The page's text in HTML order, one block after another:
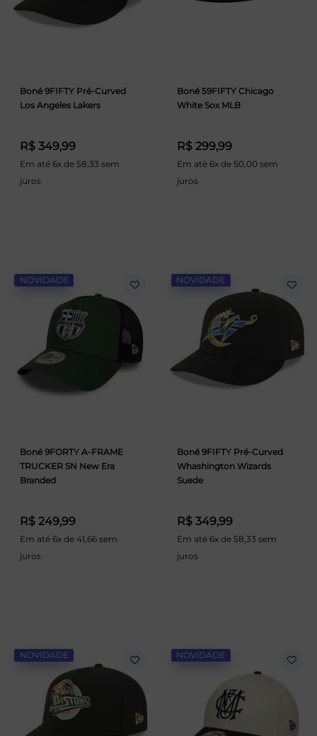
Boné 9FIFTY Pré-Curved
Los Angeles Lakers
R$ 349,99
Em até 6x de 58,33 sem
juros
Boné 59FIFTY Chicago
White Sox MLB
R$ 299,99
Em até 6x de 50,00 sem
juros
NOVIDADE
Boné 9FORTY A-FRAME
TRUCKER SN New Era
Branded
R$ 249,99
Em até 6x de 41,66 sem
juros
NOVIDADE
Boné 9FIFTY Pré-Curved
Whashington Wizards
Suede
R$ 349,99
Em até 6x de 58,33 sem
juros
NOVIDADE NOVIDADE